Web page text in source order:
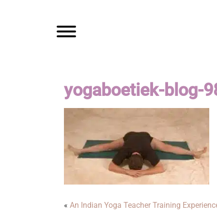
Toggle navigation
yogaboetiek-blog-
« An Indian Yoga Teacher Training